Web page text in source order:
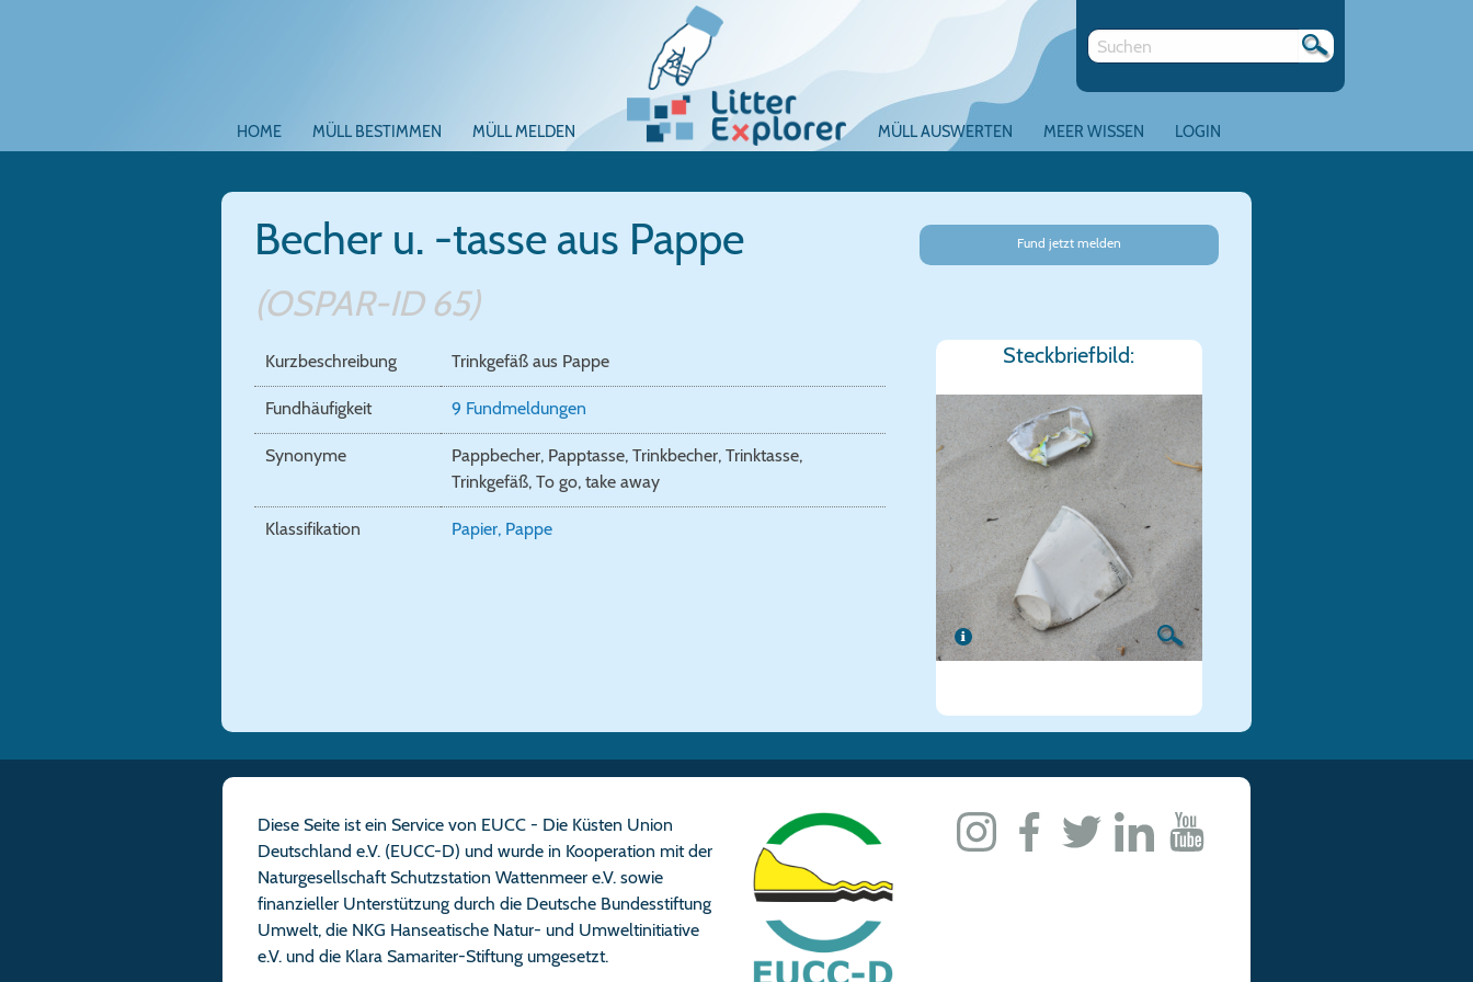
HOME MÜLL BESTIMMEN MÜLL MELDEN MÜLL AUSWERTEN MEER WISSEN LOGIN
Becher u. -tasse aus Pappe
(OSPAR-ID 65)
Fund jetzt melden
Kurzbeschreibung Trinkgefäß aus Pappe
Fundhäufigkeit 9 Fundmeldungen
Synonyme
Pappbecher, Papptasse, Trinkbecher, Trinktasse,
Trinkgefäß, To go, take away
Klassifikation Papier, Pappe
Steckbriefbild:
Diese Seite ist ein Service von EUCC - Die Küsten Union
Deutschland e.V. (EUCC-D) und wurde in Kooperation mit der
Naturgesellschaft Schutzstation Wattenmeer e.V. sowie
finanzieller Unterstützung durch die Deutsche Bundesstiftung
Umwelt, die NKG Hanseatische Natur- und Umweltinitiative
e.V. und die Klara Samariter-Stiftung umgesetzt.